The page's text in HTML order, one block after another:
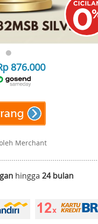
876.000
Merchant
hingga 24 bulan